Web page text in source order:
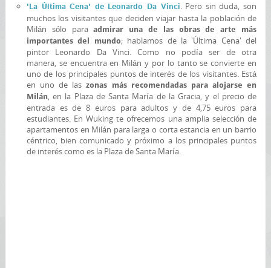
'La Última Cena' de Leonardo Da Vinci. Pero sin duda, son
muchos los visitantes que deciden viajar hasta la población de
Milán sólo paraadmirar una de las obras de arte más
importantes del mundo; hablamos de la 'Última Cena' del
pintor Leonardo Da Vinci. Como no podía ser de otra
manera, se encuentra en Milán y por lo tanto se convierte en
uno de los principales puntos de interés de los visitantes. Está
en uno de laszonas más recomendadas para alojarse en
Milán, en la Plaza de Santa María de la Gracia, y el precio de
entrada es de 8 euros para adultos y de 4,75 euros para
estudiantes. En Wuking te ofrecemos una amplia selección de
apartamentos en Milán para larga o corta estancia en un barrio
céntrico, bien comunicado y próximo a los principales puntos
de interés como es la Plaza de Santa María.